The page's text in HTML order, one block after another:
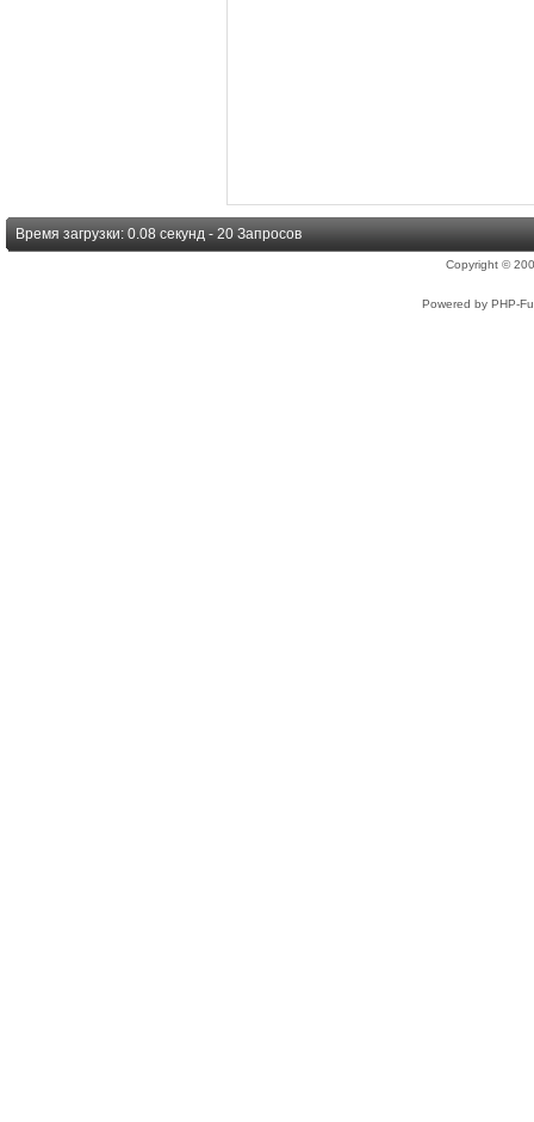
Время загрузки: 0.08 секунд - 20 Запросов
Copyright ©
Powered by PHP-